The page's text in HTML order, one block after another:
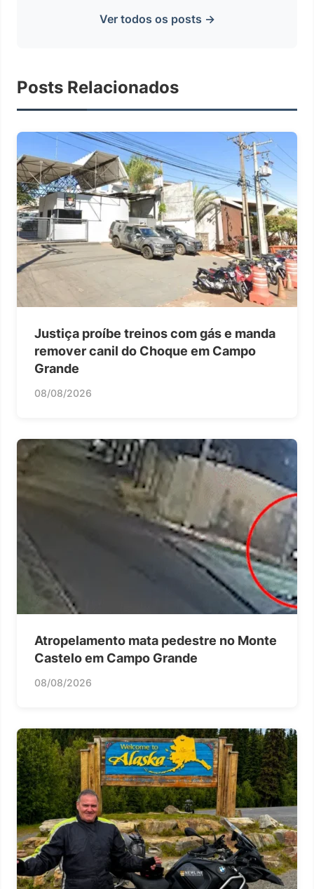
Ver todos os posts →
Posts Relacionados
Justiça proíbe treinos com gás e manda
remover canil do Choque em Campo
Grande
08/08/2026
Atropelamento mata pedestre no Monte
Castelo em Campo Grande
08/08/2026